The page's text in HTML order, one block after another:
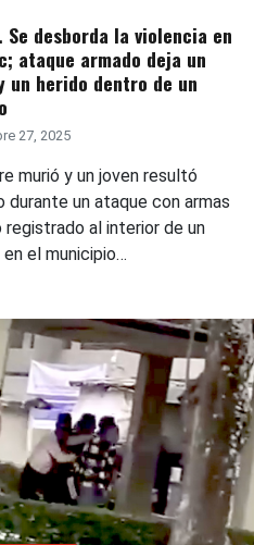
Se desborda la violencia en
ataque armado deja un
un herido dentro de un
27, 2025
murió y un joven resultó
durante un ataque con armas
registrado al interior de un
el municipio…